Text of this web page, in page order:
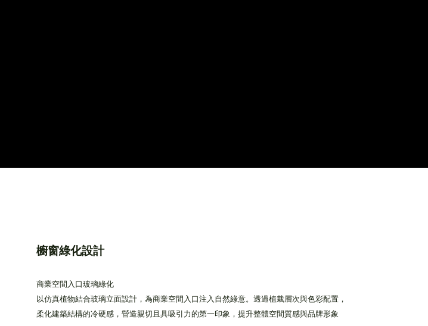
櫥窗綠化設計
商業空間入口玻璃綠化
以仿真植物結合玻璃立面設計，為商業空間入口注入自然綠意。透過植栽層次與色彩配置，
柔化建築結構的冷硬感，營造親切且具吸引力的第一印象，提升整體空間質感與品牌形象